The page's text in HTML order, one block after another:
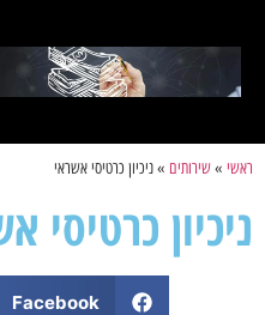
ראשי »שירותים »ניכיון כרטיסי אשראי
ניכיון כרטיסי
Facebook